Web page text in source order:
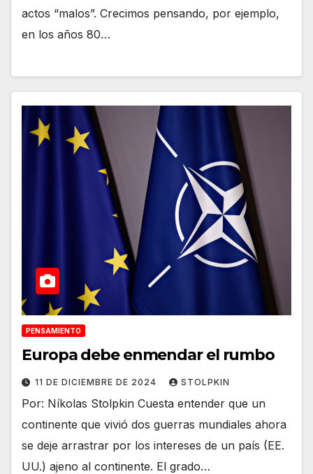
actos “malos”. Crecimos pensando, por ejemplo,
en los años 80…
PENSAMIENTO
Europa debe enmendar el rumbo
11 DE DICIEMBRE DE 2024 STOLPKIN
Por: Níkolas Stolpkin Cuesta entender que un
continente que vivió dos guerras mundiales ahora
se deje arrastrar por los intereses de un país (EE.
UU.) ajeno al continente. El grado…